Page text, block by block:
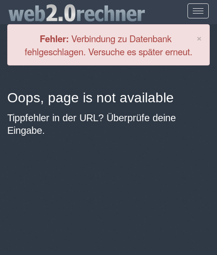
×
Fehler: Verbindung zu Datenbank
fehlgeschlagen. Versuche es später erneut.
Oops, page is not available
Tippfehler in der URL? Überprüfe deine
Eingabe.